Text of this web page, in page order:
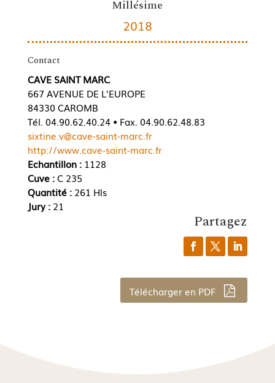
Millésime
2018
Contact
CAVE SAINT MARC
667 AVENUE DE L'EUROPE
84330 CAROMB
Tél. 04.90.62.40.24 • Fax. 04.90.62.48.83
sixtine.v@cave-saint-marc.fr
http://www.cave-saint-marc.fr
Echantillon :1128
Cuve :C 235
Quantité : 261 Hls
Jury : 21
Partagez
Télécharger en PDF